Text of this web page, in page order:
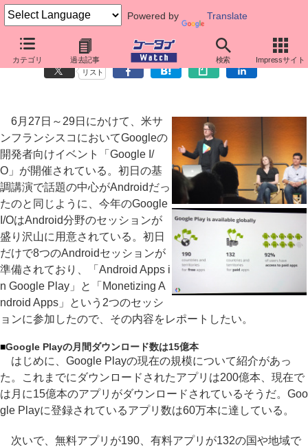
Powered by Translate
カテゴリ 過去記事 検索 Impressサイト
Google I/Oセッション、Google Playの足元とアプリの収益化
リスト
6月27日～29日にかけて、米サ
ンフランシスコにおいてGoogleの
開発者向けイベント「Google I/
O」が開催されている。初日の基
調講演で話題の中心がAndroidだっ
たのと同じように、今年のGoogle
I/OはAndroid分野のセッションが
盛り沢山に用意されている。初日
だけで8つのAndroidセッションが
準備されており、「Android Apps i
n Google Play」と「Monetizing A
ndroid Apps」という2つのセッシ
ョンに参加したので、その内容をレポートしたい。
■Google Playの月間ダウンロード数は15億本
はじめに、Google Playの現在の規模について紹介があっ
た。これまでにダウンロードされたアプリは200億本、現在で
は月に15億本のアプリがダウンロードされているそうだ。Goo
gle Playに登録されているアプリ数は60万本に達している。
次いで、無料アプリが190、有料アプリが132の国や地域で